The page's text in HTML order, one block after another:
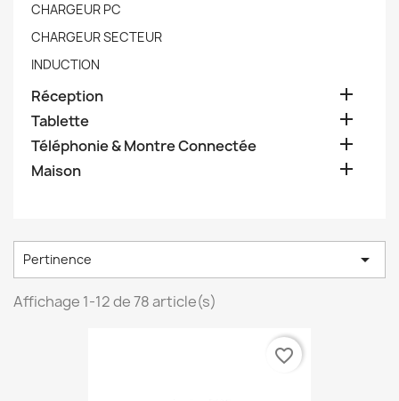
CHARGEUR PC
CHARGEUR SECTEUR
INDUCTION
Réception 
Tablette 
Téléphonie & Montre Connectée 
Maison 
Pertinence 
Affichage 1-12 de 78 article(s)
favorite_border